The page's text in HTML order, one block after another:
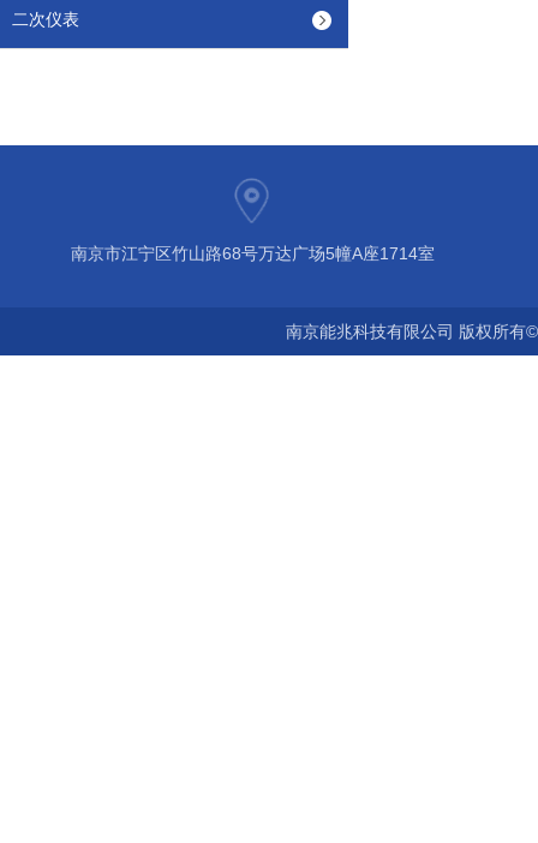
二次仪表
南京市江宁区竹山路68号万达广场5幢A座1714室
南京能兆科技有限公司 版权所有